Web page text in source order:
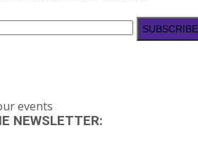
events
NEWSLETTER: